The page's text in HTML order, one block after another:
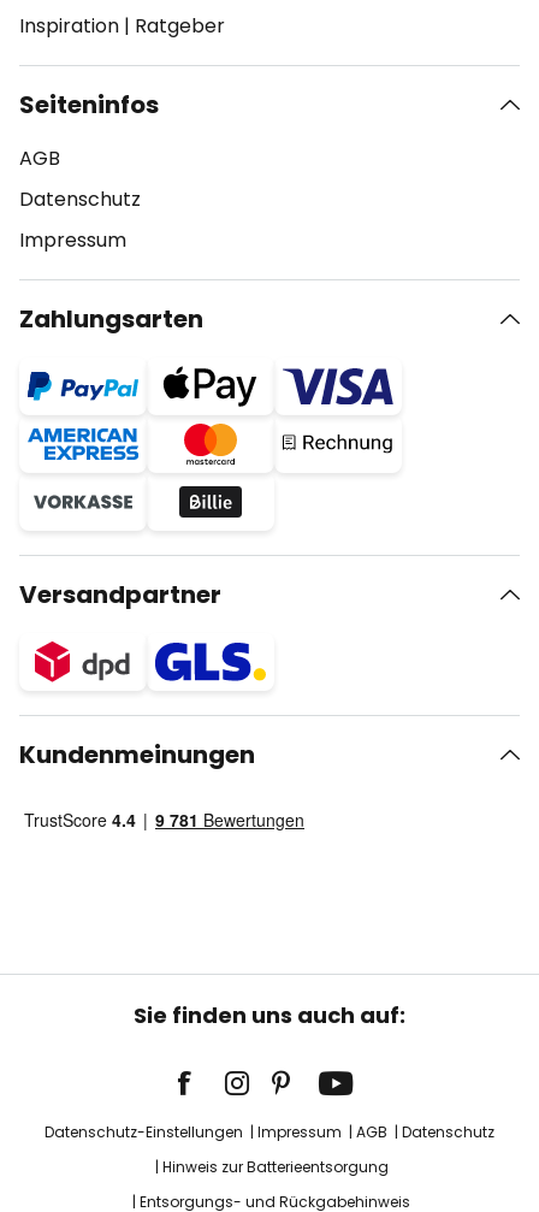
Inspiration | Ratgeber
Seiteninfos
AGB
Datenschutz
Impressum
Zahlungsarten
Versandpartner
Kundenmeinungen
Sie finden uns auch auf:
Datenschutz-Einstellungen Impressum AGB
Datenschutz
Hinweis zur Batterieentsorgung
Entsorgungs- und Rückgabehinweis